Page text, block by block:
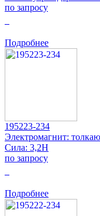
по запросу
Подробнее
195223-234
Электромагнит:
Сила: 3,2Н
по запросу
Подробнее